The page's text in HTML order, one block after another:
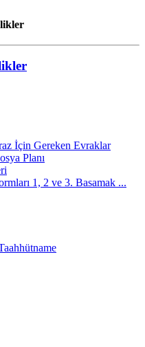
İçin Gereken Evraklar
Planı
1, 2 ve 3. Basamak ...